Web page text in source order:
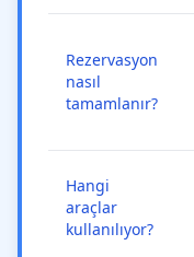
Rezervasyon
nasıl
tamamlanır?
Hangi
araçlar
kullanılıyor?